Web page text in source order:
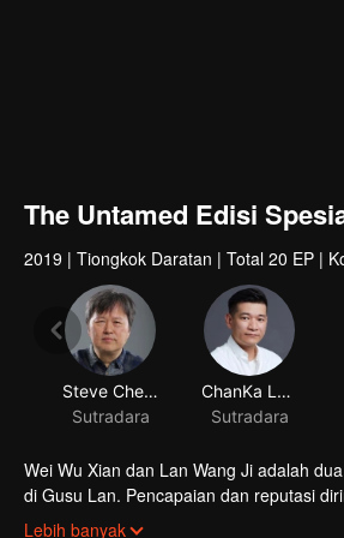
The Untamed Edisi
2019 | Tiongkok Daratan | Total 20 EP |
Steve Cheng
Sutradara
ChanKa Lam
Sutradara
Wei Wu Xian dan Lan Wang Ji adalah
di Gusu Lan. Pencapaian dan reputasi
cahaya. Ia bak pahlawan dan tokoh
16 tahun setelah "kematiannya", Wei Wu
Lebih banyak